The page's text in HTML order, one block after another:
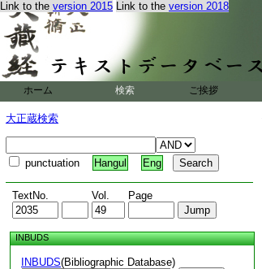
Link to the version 2015 Link to the version 2018
ホーム 検索 ご挨拶
大正蔵検索
punctuation Hangul Eng
TextNo. Vol. Page
INBUDS
INBUDS(Bibliographic Database)